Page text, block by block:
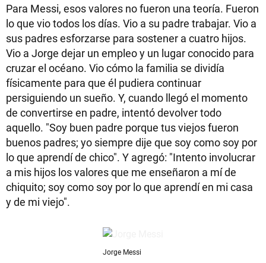
Para Messi, esos valores no fueron una teoría. Fueron
lo que vio todos los días. Vio a su padre trabajar. Vio a
sus padres esforzarse para sostener a cuatro hijos.
Vio a Jorge dejar un empleo y un lugar conocido para
cruzar el océano. Vio cómo la familia se dividía
físicamente para que él pudiera continuar
persiguiendo un sueño. Y, cuando llegó el momento
de convertirse en padre, intentó devolver todo
aquello. "Soy buen padre porque tus viejos fueron
buenos padres; yo siempre dije que soy como soy por
lo que aprendí de chico". Y agregó: "Intento involucrar
a mis hijos los valores que me enseñaron a mí de
chiquito; soy como soy por lo que aprendí en mi casa
y de mi viejo".
Jorge Messi